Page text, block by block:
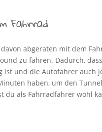
Fahrrad
abgeraten mit dem
zu fahren. Dadurch,
ist und die Autofahrer auch
haben, um den
du als Fahrradfahrer wohl